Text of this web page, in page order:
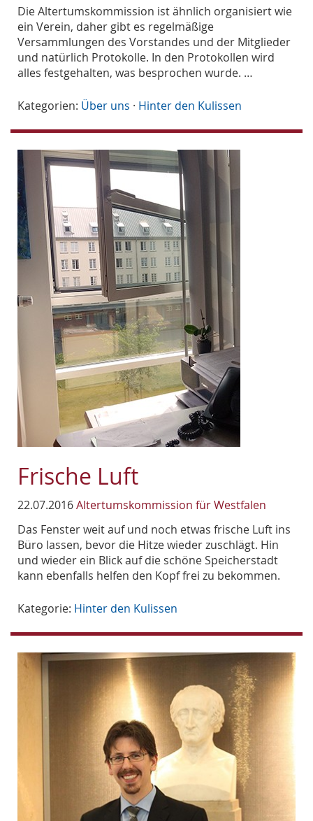
Die Altertumskommission ist ähnlich organisiert wie
ein Verein, daher gibt es regelmäßige
Versammlungen des Vorstandes und der Mitglieder
und natürlich Protokolle. In den Protokollen wird
alles festgehalten, was besprochen wurde. …
Kategorien: Über uns · Hinter den Kulissen
Frische Luft
22.07.2016Altertumskommission für Westfalen
Das Fenster weit auf und noch etwas frische Luft ins
Büro lassen, bevor die Hitze wieder zuschlägt. Hin
und wieder ein Blick auf die schöne Speicherstadt
kann ebenfalls helfen den Kopf frei zu bekommen.
Kategorie: Hinter den Kulissen